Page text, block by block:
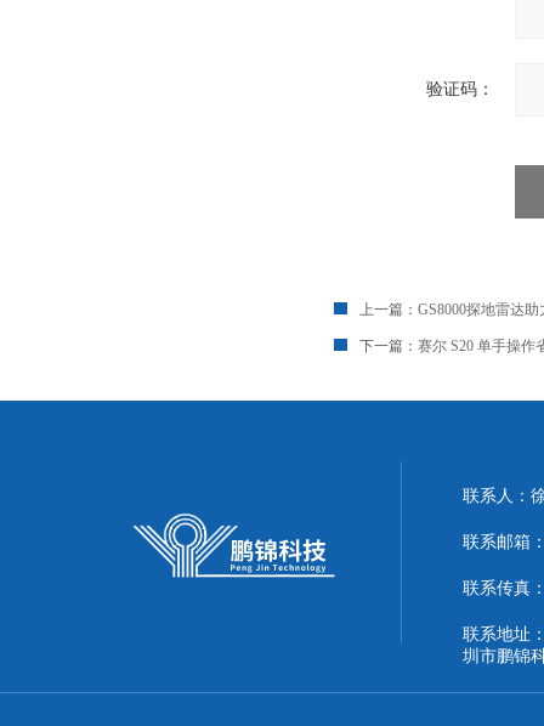
验证码：
上一篇： GS8000探地雷达
下一篇： 赛尔 S20 单手操作
联系人：
联系邮箱
联系传真
联系地址
圳市鹏锦